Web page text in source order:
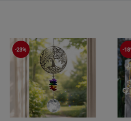
-23% -